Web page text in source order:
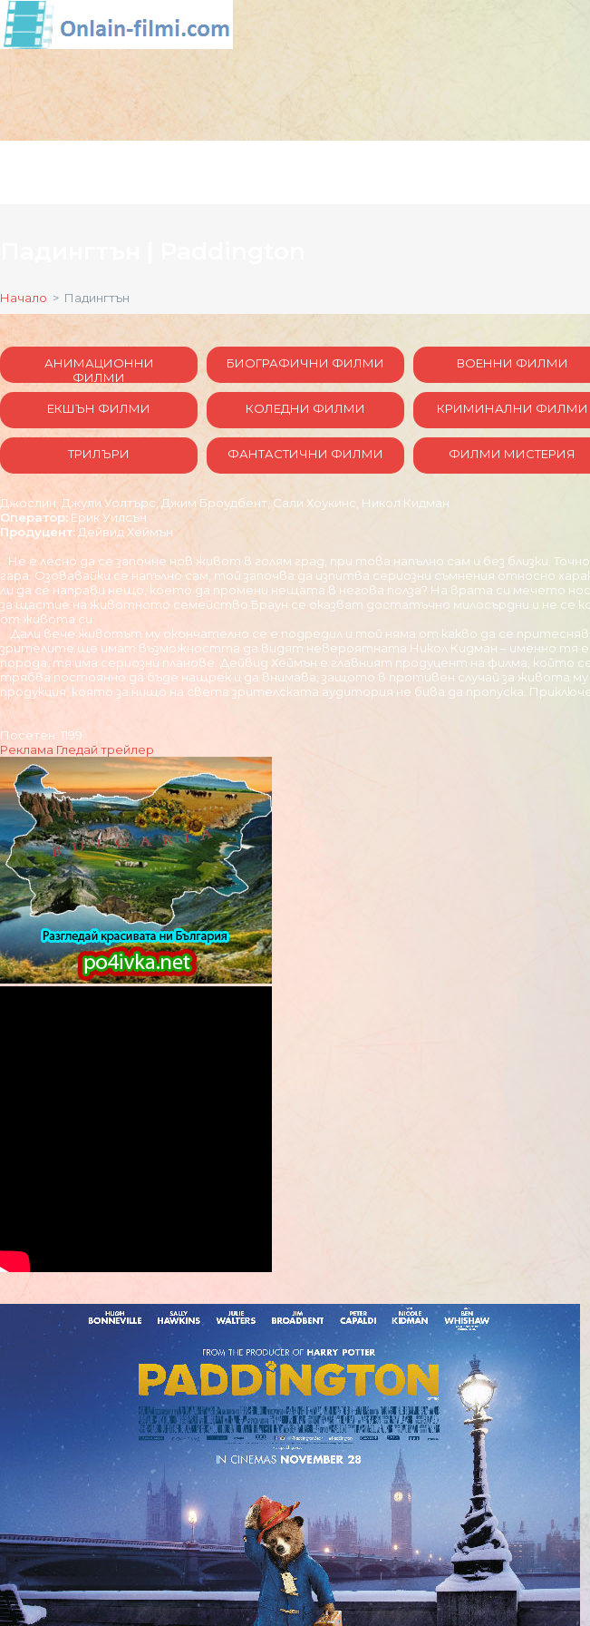
Начало > Падингтън
АНИМАЦИОННИ
ФИЛМИ
БИОГРАФИЧНИ ФИЛМИ ВОЕННИ ФИЛМИ
ЕКШЪН ФИЛМИ КОЛЕДНИ ФИЛМИ КРИМИНАЛНИ ФИЛМИ
ТРИЛЪРИ ФАНТАСТИЧНИ ФИЛМИ ФИЛМИ МИСТЕРИЯ
Джослин, Джули Уолтърс, Джим Броудбент, Сали Хоукинс, Никол Кидман
Оператор: Ерик Уилсън
Продуцент: Дейвид Хеймън
Не е лесно да се започне нов живот в голям град, при това напълно сам и без близки.
гара. Озовавайки се напълно сам, той започва да изпитва сериозни съмнения относно
ли да се направи нещо, което да промени нещата в негова полза? На врата си мечето
за щастие на животното семейство Браун се оказват достатъчно милосърдни и не се
от живота си.
Дали вече животът му окончателно се е подредил и той няма от какво да се
зрителите ще имат възможността да видят невероятната Никол Кидман – именно тя
порода, тя има сериозни планове. Дейвид Хеймън е главният продуцент на филма,
трябва постоянно да бъде нащрек и да внимава, защото в противен случай за живота
продукция, която за нищо на света зрителската аудитория не бива да пропуска.
Посетен: 1199
Реклама Гледай трейлер